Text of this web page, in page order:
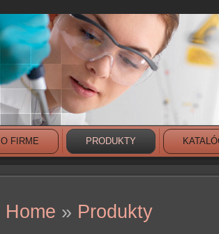
O FIRME PRODUKTY
YOU ARE HERE
Home » Produkty